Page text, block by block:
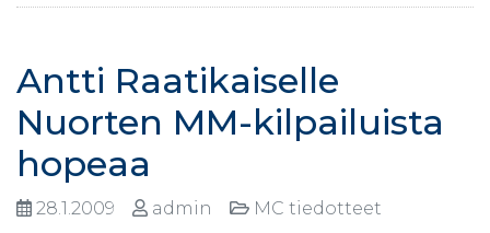
Antti Raatikaiselle
Nuorten MM-kilpailuista
hopeaa
28.1.2009 admin MC tiedotteet